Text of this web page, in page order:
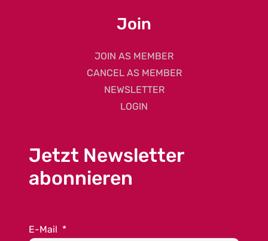
Join
JOIN AS MEMBER
CANCEL AS MEMBER
NEWSLETTER
LOGIN
Jetzt Newsletter
abonnieren
E-Mail *